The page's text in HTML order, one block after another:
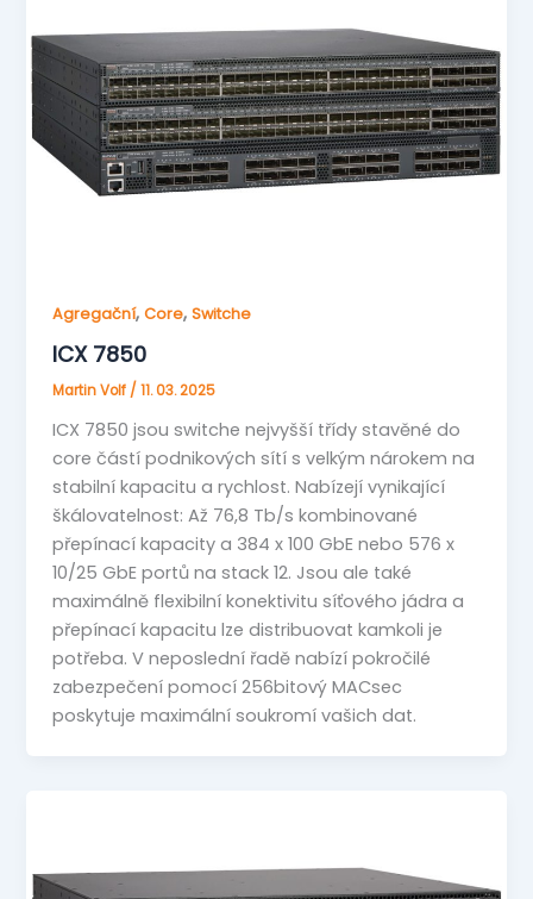
Agregační,Core,Switche
ICX 7850
Martin Volf /11. 03. 2025
ICX 7850 jsou switche nejvyšší třídy stavěné do
core částí podnikových sítí s velkým nárokem na
stabilní kapacitu a rychlost. Nabízejí vynikající
škálovatelnost: Až 76,8 Tb/s kombinované
přepínací kapacity a 384 x 100 GbE nebo 576 x
10/25 GbE portů na stack 12. Jsou ale také
maximálně flexibilní konektivitu síťového jádra a
přepínací kapacitu lze distribuovat kamkoli je
potřeba. V neposlední řadě nabízí pokročilé
zabezpečení pomocí 256bitový MACsec
poskytuje maximální soukromí vašich dat.